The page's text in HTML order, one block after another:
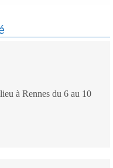
à Rennes du 6 au 10